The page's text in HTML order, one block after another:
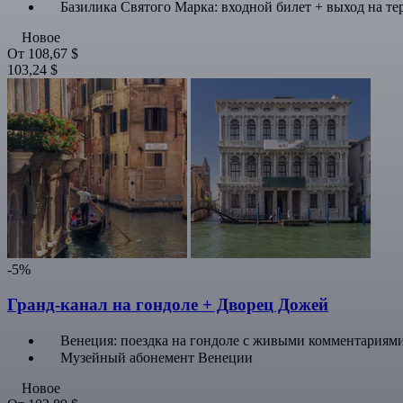
Базилика Святого Марка: входной билет + выход на
Новое
От 108,67 $
103,24 $
-5%
Гранд-канал на гондоле + Дворец Дожей
Венеция: поездка на гондоле с живыми
Музейный абонемент Венеции
Новое